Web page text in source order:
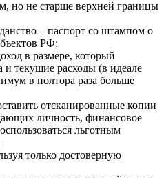
удобно получать
Потребовался
и в тот же день я
на КИВИ!...
но не старше верхней границы
– паспорт со штампом о
РФ;
в размере, который
текущие расходы (в идеале
в полтора раза больше
отсканированные копии
личность, финансовое
льготным
только достоверную